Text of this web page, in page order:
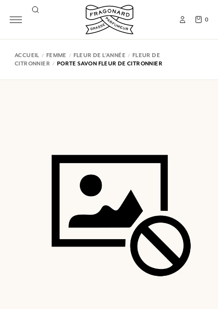
0
ACCUEIL FEMME FLEUR DE L'ANNÉE
FLEUR DE
CITRONNIER
PORTE SAVON FLEUR DE CITRONNIER